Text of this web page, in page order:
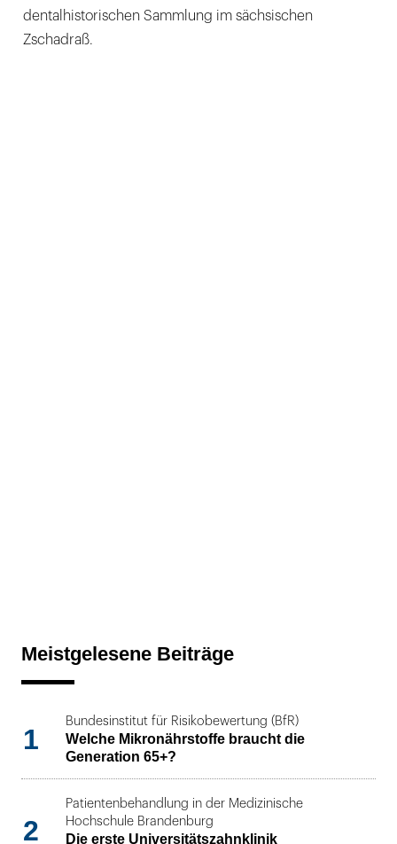
dentalhistorischen Sammlung im sächsischen
Zschadraß.
Meistgelesene Beiträge
1
Bundesinstitut für Risikobewertung (BfR)
Welche Mikronährstoffe braucht die
Generation 65+?
2
Patientenbehandlung in der Medizinische
Hochschule Brandenburg
Die erste Universitätszahnklinik